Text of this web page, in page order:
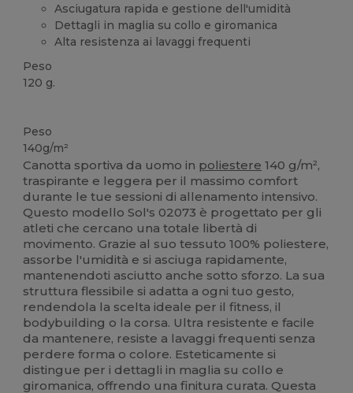
Asciugatura rapida e gestione dell'umidità
Dettagli in maglia su collo e giromanica
Alta resistenza ai lavaggi frequenti
Peso
120 g.
Peso
140g/m²
Canotta sportiva da uomo in poliestere 140 g/m²,
traspirante e leggera per il massimo comfort
durante le tue sessioni di allenamento intensivo.
Questo modello Sol's 02073 è progettato per gli
atleti che cercano una totale libertà di
movimento. Grazie al suo tessuto 100% poliestere,
assorbe l'umidità e si asciuga rapidamente,
mantenendoti asciutto anche sotto sforzo. La sua
struttura flessibile si adatta a ogni tuo gesto,
rendendola la scelta ideale per il fitness, il
bodybuilding o la corsa. Ultra resistente e facile
da mantenere, resiste a lavaggi frequenti senza
perdere forma o colore. Esteticamente si
distingue per i dettagli in maglia su collo e
giromanica, offrendo una finitura curata. Questa